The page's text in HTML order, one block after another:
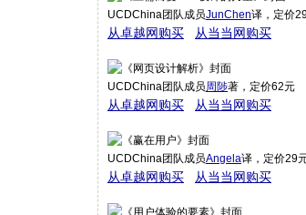
UCDChina团队成员JunChen译，定价
从卓越网购买 从当当网购买
UCDChina团队成员周陟著，定价62元
从卓越网购买 从当当网购买
UCDChina团队成员Angela译，定价29
从卓越网购买 从当当网购买